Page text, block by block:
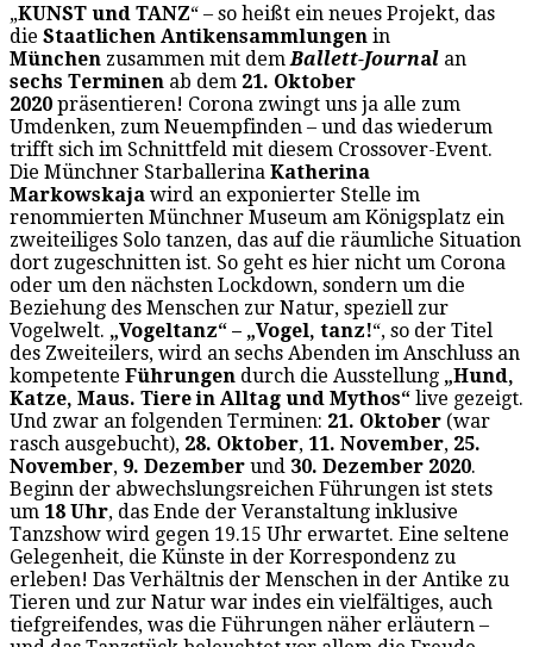
„KUNST und TANZ“ – so heißt ein neues Projekt, das
die Staatlichen Antikensammlungen in
München zusammen mit demBallett-Journal an
sechs Terminen ab dem 21. Oktober
2020 präsentieren! Corona zwingt uns ja alle zum
Umdenken, zum Neuempfinden – und das wiederum
trifft sich im Schnittfeld mit diesem Crossover-Event.
Die Münchner Starballerina Katherina
Markowskaja wird an exponierter Stelle im
renommierten Münchner Museum am Königsplatz ein
zweiteiliges Solo tanzen, das auf die räumliche Situation
dort zugeschnitten ist. So geht es hier nicht um Corona
oder um den nächsten Lockdown, sondern um die
Beziehung des Menschen zur Natur, speziell zur
Vogelwelt. „Vogeltanz“ – „Vogel, tanz!“, so der Titel
des Zweiteilers, wird an sechs Abenden im Anschluss an
kompetente Führungen durch die Ausstellung „Hund,
Katze, Maus. Tiere in Alltag und Mythos“ live gezeigt.
Und zwar an folgenden Terminen: 21. Oktober (war
rasch ausgebucht), 28. Oktober, 11. November, 25.
November, 9. Dezember und 30. Dezember 2020.
Beginn der abwechslungsreichen Führungen ist stets
um 18 Uhr, das Ende der Veranstaltung inklusive
Tanzshow wird gegen 19.15 Uhr erwartet. Eine seltene
Gelegenheit, die Künste in der Korrespondenz zu
erleben! Das Verhältnis der Menschen in der Antike zu
Tieren und zur Natur war indes ein vielfältiges, auch
tiefgreifendes, was die Führungen näher erläutern –